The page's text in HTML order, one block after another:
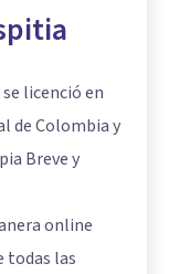
se licenció en
de Colombia y
Breve y
online
todas las